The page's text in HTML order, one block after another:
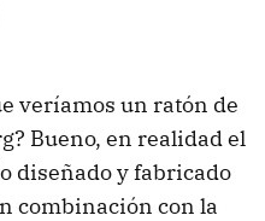
veríamos un ratón de
Bueno, en realidad el
diseñado y fabricado
combinación con la